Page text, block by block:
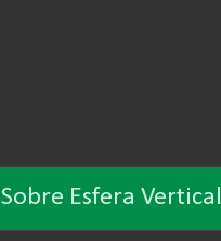
Sobre Esfera Vertical